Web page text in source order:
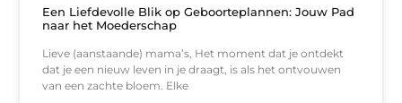
Een Liefdevolle Blik op Geboorteplannen: Jouw Pad
naar het Moederschap
Lieve (aanstaande) mama’s, Het moment dat je ontdekt
dat je een nieuw leven in je draagt, is als het ontvouwen
van een zachte bloem. Elke